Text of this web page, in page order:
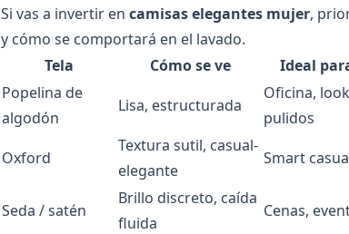
Si vas a invertir en camisas elegantes mujer,
y cómo se comportará en el lavado.
Tela
Cómo se ve Ideal
Popelina de
algodón
Lisa, estructurada
Oficina,
pulidos
Oxford
Textura sutil, casual-
elegante
Smart
Seda / satén
Brillo discreto, caída
fluida
Cenas,